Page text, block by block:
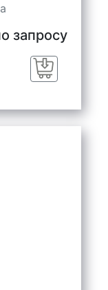
запросу
Заказать